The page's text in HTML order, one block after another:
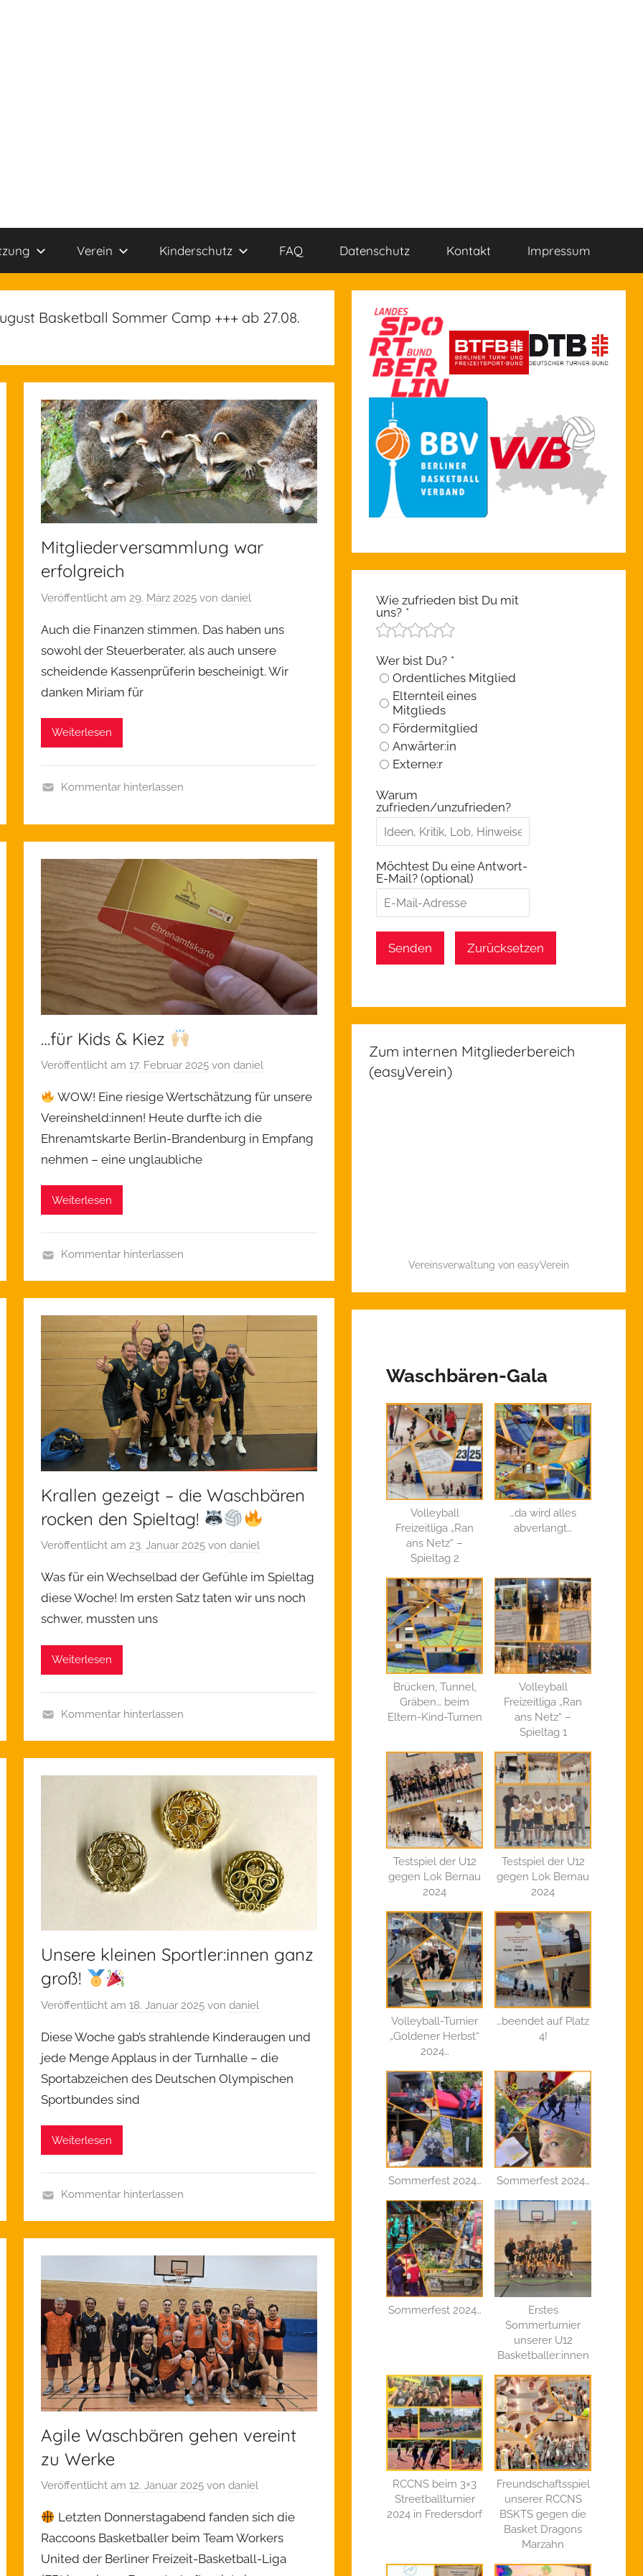
Verein Kinderschutz FAQ Datenschutz Kontakt Impressum
Basketball Sommer Camp +++ ab 27.08.
Mitgliederversammlung war
erfolgreich
Veröffentlicht am 29. März 2025 vondaniel
Auch die Finanzen stimmen. Das haben uns
sowohl der Steuerberater, als auch unsere
scheidende Kassenprüferin bescheinigt. Wir
danken Miriam für
Weiterlesen
l
l
g
e
m
e
i
n
Kommentar hinterlassen
…für Kids & Kiez
Veröffentlicht am17. Februar 2025 vondaniel
WOW! Eine riesige Wertschätzung für unsere
Vereinsheld:innen! Heute durfte ich die
Ehrenamtskarte Berlin-Brandenburg in Empfang
nehmen – eine unglaubliche
Weiterlesen
g
e
Kommentar hinterlassen
Krallen gezeigt – die Waschbären
rocken den Spieltag!
Veröffentlicht am23. Januar 2025 vondaniel
Was für ein Wechselbad der Gefühle im Spieltag
diese Woche! Im ersten Satz taten wir uns noch
schwer, mussten uns
Weiterlesen
Kommentar hinterlassen
Unsere kleinen Sportler:innen ganz
groß!
Veröffentlicht am18. Januar 2025 vondaniel
Diese Woche gab’s strahlende Kinderaugen und
jede Menge Applaus in der Turnhalle – die
Sportabzeichen des Deutschen Olympischen
Sportbundes sind
Weiterlesen
e
e
i
n
Kommentar hinterlassen
Agile Waschbären gehen vereint
zu Werke
Veröffentlicht am12. Januar 2025 vondaniel
Letzten Donnerstagabend fanden sich die
Raccoons Basketballer beim Team Workers
United der Berliner Freizeit-Basketball-Liga
Wie zufrieden bist Du mit
uns? *
Wer bist Du? *
Ordentliches Mitglied
Elternteil eines
Mitglieds
Fördermitglied
Anwärter:in
Externe:r
Warum
zufrieden/unzufrieden?
Möchtest Du eine Antwort-
E-Mail? (optional)
Senden Zurücksetzen
Zum internen Mitgliederbereich
(easyVerein)
Vereinsverwaltung von easyVerein
Waschbären-Gala
Volleyball
Freizeitliga „Ran
ans Netz“ –
Spieltag 2
…da wird alles
abverlangt…
Brücken, Tunnel,
Gräben… beim
Eltern-Kind-Turnen
Volleyball
Freizeitliga „Ran
ans Netz“ –
Spieltag 1
Testspiel der U12
gegen Lok Bernau
2024
Testspiel der U12
gegen Lok Bernau
2024
Volleyball-Turnier
„Goldener Herbst“
2024…
…beendet auf Platz
4!
Sommerfest 2024… Sommerfest 2024…
Sommerfest 2024…
Erstes
Sommerturnier
unserer U12
Basketballer:innen
RCCNS beim 3×3
Streetballturnier
2024 in Fredersdorf
Freundschaftsspiel
unserer RCCNS
BSKTS gegen die
Basket Dragons
Marzahn